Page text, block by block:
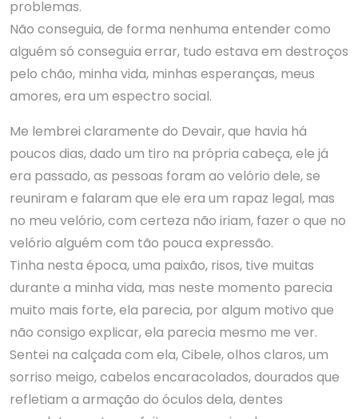
problemas.
Não conseguia, de forma nenhuma entender como
alguém só conseguia errar, tudo estava em destroços
pelo chão, minha vida, minhas esperanças, meus
amores, era um espectro social.
Me lembrei claramente do Devair, que havia há
poucos dias, dado um tiro na própria cabeça, ele já
era passado, as pessoas foram ao velório dele, se
reuniram e falaram que ele era um rapaz legal, mas
no meu velório, com certeza não iriam, fazer o que no
velório alguém com tão pouca expressão.
Tinha nesta época, uma paixão, risos, tive muitas
durante a minha vida, mas neste momento parecia
muito mais forte, ela parecia, por algum motivo que
não consigo explicar, ela parecia mesmo me ver.
Sentei na calçada com ela, Cibele, olhos claros, um
sorriso meigo, cabelos encaracolados, dourados que
refletiam a armação do óculos dela, dentes